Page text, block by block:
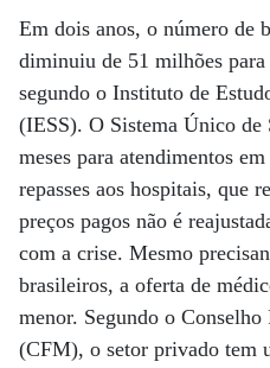
Em dois anos, o número de
diminuiu de 51 milhões para
segundo o Instituto de
(IESS). O Sistema Único de
meses para atendimentos
repasses aos hospitais, que
preços pagos não é
com a crise. Mesmo
brasileiros, a oferta de
menor. Segundo o
(CFM), o setor privado tem